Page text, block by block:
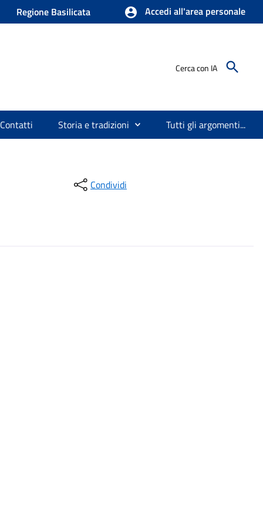
Regione Basilicata Accedi all'area personale
Cerca con IA
Contatti Storia e tradizioni Tutti gli argomenti...
Condividi